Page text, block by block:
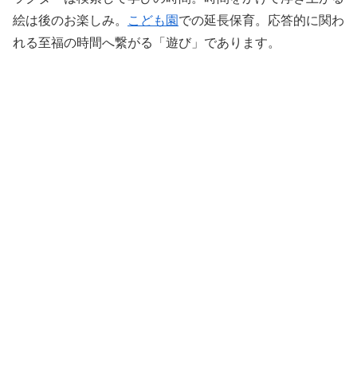
絵は後のお楽しみ。
こども園 での延長保育。応答的に関わ
れる至福の時間へ繋がる「遊び」であります。